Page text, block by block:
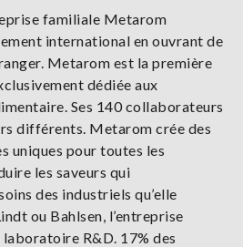
familiale Metarom
international en ouvrant de
Metarom est la première
dédiée aux
Ses 140 collaborateurs
différents. Metarom crée des
uniques pour toutes les
les saveurs qui
des industriels qu’elle
ou Bahlsen, l’entreprise
R&D. 17% des